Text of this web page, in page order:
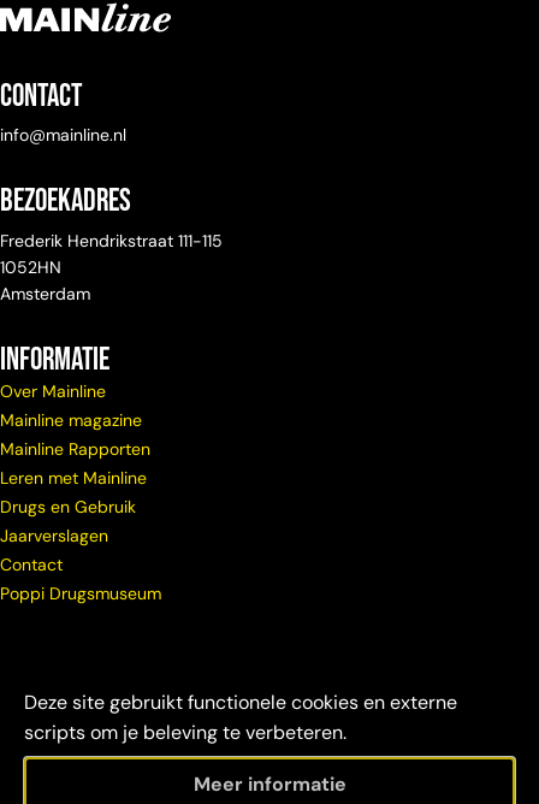
Deze site gebruikt functionele cookies en externe
scripts om je beleving te verbeteren.
Meer informatie
Contact
info@mainline.nl
Bezoekadres
Frederik Hendrikstraat 111-115
1052HN
Amsterdam
Informatie
Over Mainline
Mainline magazine
Mainline Rapporten
Leren met Mainline
Drugs en Gebruik
Jaarverslagen
Contact
Poppi Drugsmuseum